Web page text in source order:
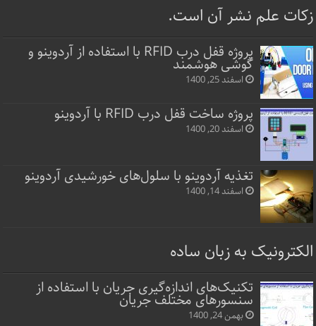
زکات علم نشر آن است.
پروژه قفل‌ درب RFID با استفاده از آردوینو و
گوشی هوشمند
اسفند 25, 1400
پروژه ساخت قفل‌ درب RFID با آردوینو
اسفند 20, 1400
تغذیه آردوینو با سلول‌های خورشیدی آردوینو
اسفند 14, 1400
الکترونیک به زبان ساده
تکنیک‌های اندازه‌گیری جریان با استفاده از
سنسورهای مختلف جریان
بهمن 24, 1400